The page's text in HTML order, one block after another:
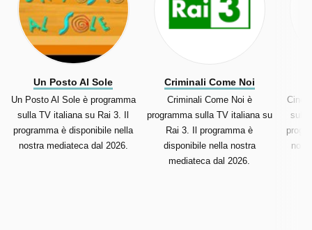
Un Posto Al Sole
Un Posto Al Sole è programma
sulla TV italiana su Rai 3. Il
programma è disponibile nella
nostra mediateca dal 2026.
Criminali Come Noi
Criminali Come Noi è
programma sulla TV italiana su
Rai 3. Il programma è
disponibile nella nostra
mediateca dal 2026.
sulla